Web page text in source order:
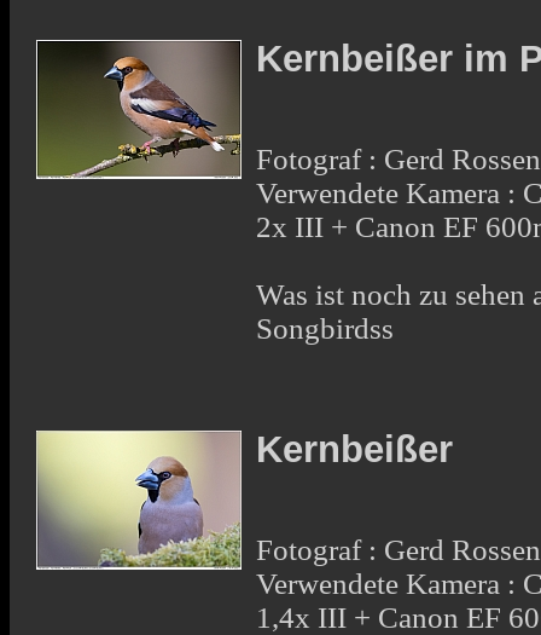
Kernbeißer im
Fotograf : Gerd Rossen
Verwendete Kamera :
2x III + Canon EF
Was ist noch zu
Songbirdss
Kernbeißer
Fotograf : Gerd Rossen
Verwendete Kamera :
1,4x III + Canon EF